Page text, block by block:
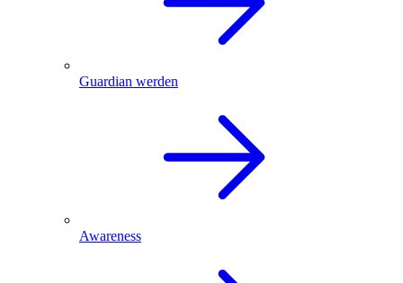
Guardian werden
Awareness